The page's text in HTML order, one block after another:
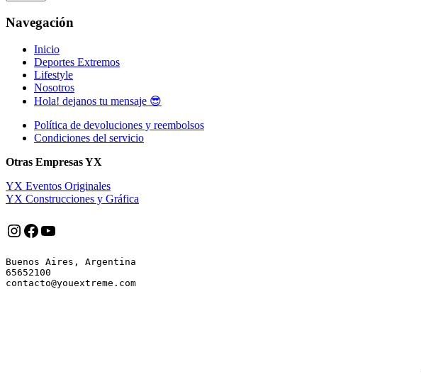
Navegación
Inicio
Deportes Extremos
Lifestyle
Nosotros
Hola! dejanos tu mensaje 😎
Política de devoluciones y reembolsos
Condiciones del servicio
Otras Empresas YX
YX Eventos Originales
YX Construcciones y Gráfica
Instagram
Facebook
YouTube
Buenos Aires, Argentina
65652100